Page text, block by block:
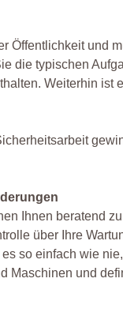
Öffentlichkeit und
die typischen
Weiterhin ist
Ihnen beratend
über Ihre
so einfach wie
Maschinen und